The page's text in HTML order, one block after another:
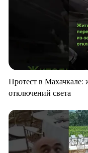
Протест в Махачкале:
отключений света